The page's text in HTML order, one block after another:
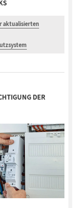
aktualisierten
DER